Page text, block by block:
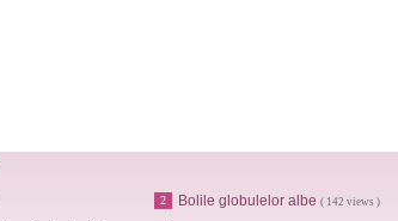
2 Bolile globulelor albe ( 142 views )